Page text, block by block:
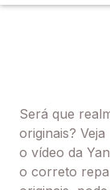
Será que
originais? Veja
o vídeo da
o correto